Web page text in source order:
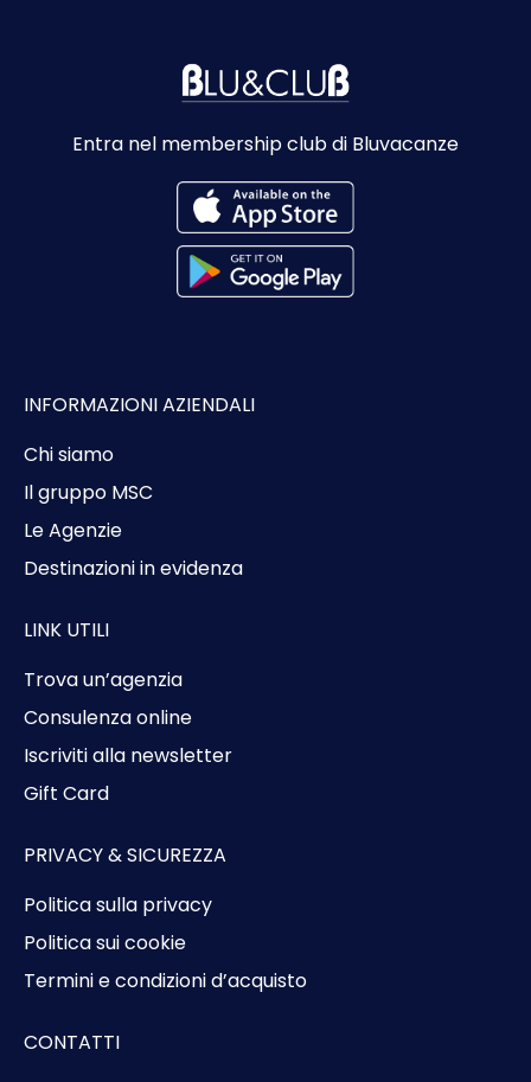
Entra nel membership club di Bluvacanze
INFORMAZIONI AZIENDALI
Chi siamo
Il gruppo MSC
Le Agenzie
Destinazioni in evidenza
LINK UTILI
Trova un’agenzia
Consulenza online
Iscriviti alla newsletter
Gift Card
PRIVACY & SICUREZZA
Politica sulla privacy
Politica sui cookie
Termini e condizioni d’acquisto
CONTATTI